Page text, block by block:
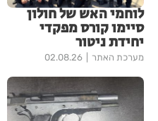
לוחמי האש של חולון
סיימו קורס מפקדי
יחידת ניטור
מערכת האתר 02.08.26